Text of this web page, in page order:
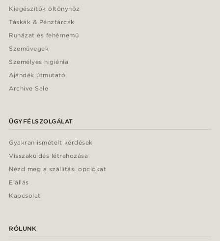
Kiegészítők öltönyhöz
Táskák & Pénztárcák
Ruházat és fehérnemű
Szemüvegek
Személyes higiénia
Ajándék útmutató
Archive Sale
ÜGYFÉLSZOLGÁLAT
Gyakran ismételt kérdések
Visszaküldés létrehozása
Nézd meg a szállítási opciókat
Elállás
Kapcsolat
RÓLUNK